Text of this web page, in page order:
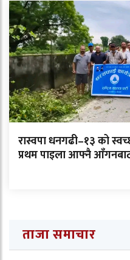
रास्वपा धनगढी–१३ को
प्रथम पाइला आफ्नै
ताजा समाचार